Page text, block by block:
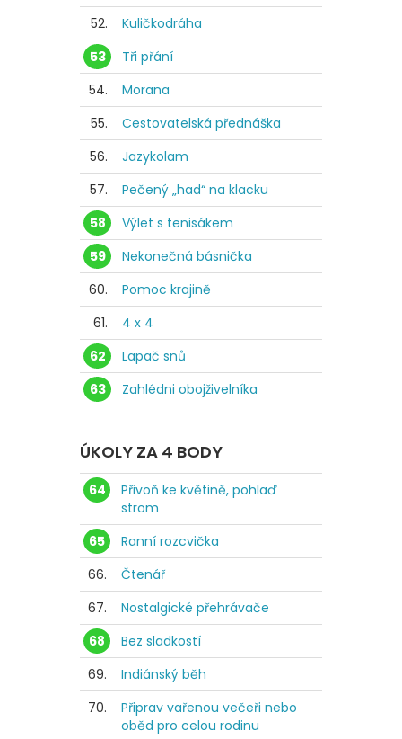
52.
Kuličkodráha
53
Tři přání
54.
Morana
55.
Cestovatelská přednáška
56.
Jazykolam
57.
Pečený „had“ na klacku
58
Výlet s tenisákem
59
Nekonečná básnička
60.
Pomoc krajině
61.
4 x 4
62
Lapač snů
63
Zahlédni obojživelníka
ÚKOLY ZA 4 BODY
64
Přivoň ke květině, pohlaď
strom
65
Ranní rozcvička
66.
Čtenář
67.
Nostalgické přehrávače
68
Bez sladkostí
69.
Indiánský běh
70.
Připrav vařenou večeři nebo
oběd pro celou rodinu